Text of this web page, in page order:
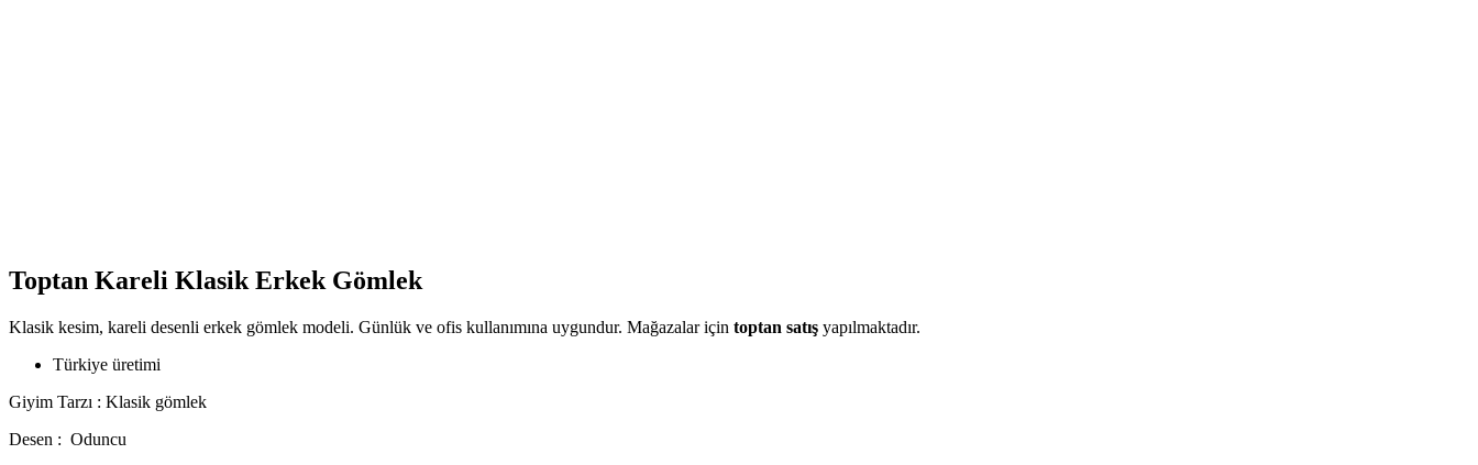
Toptan Kareli Klasik Erkek Gömlek
Klasik kesim, kareli desenli erkek gömlek modeli. Günlük ve ofis kullanımına uygundur. Mağazalar için toptan satış yapılmaktadır.
Türkiye üretimi
Giyim Tarzı : Klasik gömlek
Desen : Oduncu